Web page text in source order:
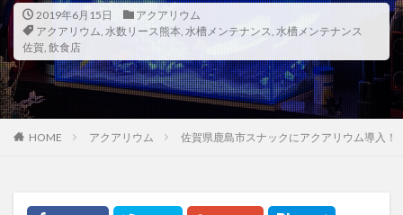
2019年6月15日
アクアリウム
アクアリウム, 水数リース熊本, 水槽メンテナンス, 水槽メンテナンス
佐賀, 飲食店
HOME アクアリウム 佐賀県鹿島市スナックにアクアリウム導入！